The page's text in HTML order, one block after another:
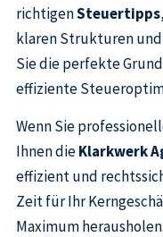
richtigenSteuertipps
klaren Strukturen
Sie die perfekte
effiziente
Wenn Sie
Ihnen dieKlarkwerk
effizient und
Zeit für Ihr
Maximum herausholen.